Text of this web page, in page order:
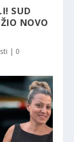
SUD
NOVO
| 0